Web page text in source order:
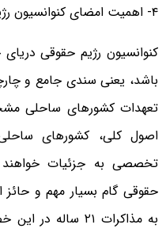
۴- اهمیت امضای کنوانسیون رژیم حقوقی دریای خزر در چیست؟
کنوانسیون رژیم حقوقی
باشد، یعنی سندی جامع و
تعهدات کشورهای ساحلی
اصول کلی، کشورهای
تخصصی به جزئیات خواهند
حقوقی گام بسیار مهم و
به مذاکرات ۲۱